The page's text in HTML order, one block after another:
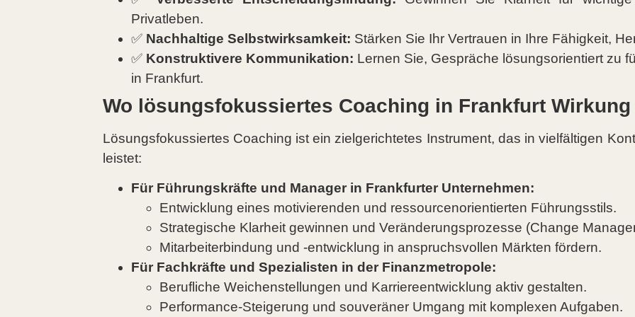
Privatleben.
✅ Nachhaltige Selbstwirksamkeit: Stärken Sie Ihr Vertrauen in Ihre Fähigkeit,
✅ Konstruktivere Kommunikation: Lernen Sie, Gespräche lösungsorientiert zu
in Frankfurt.
Wo lösungsfokussiertes Coaching in Frankfurt Wirkung
Lösungsfokussiertes Coaching ist ein zielgerichtetes Instrument, das in vielfältigen
leistet:
Für Führungskräfte und Manager in Frankfurter Unternehmen:
Entwicklung eines motivierenden und ressourcenorientierten Führungsstils.
Strategische Klarheit gewinnen und Veränderungsprozesse (Change
Mitarbeiterbindung und -entwicklung in anspruchsvollen Märkten fördern.
Für Fachkräfte und Spezialisten in der Finanzmetropole:
Berufliche Weichenstellungen und Karriereentwicklung aktiv gestalten.
Performance-Steigerung und souveräner Umgang mit komplexen Aufgaben.